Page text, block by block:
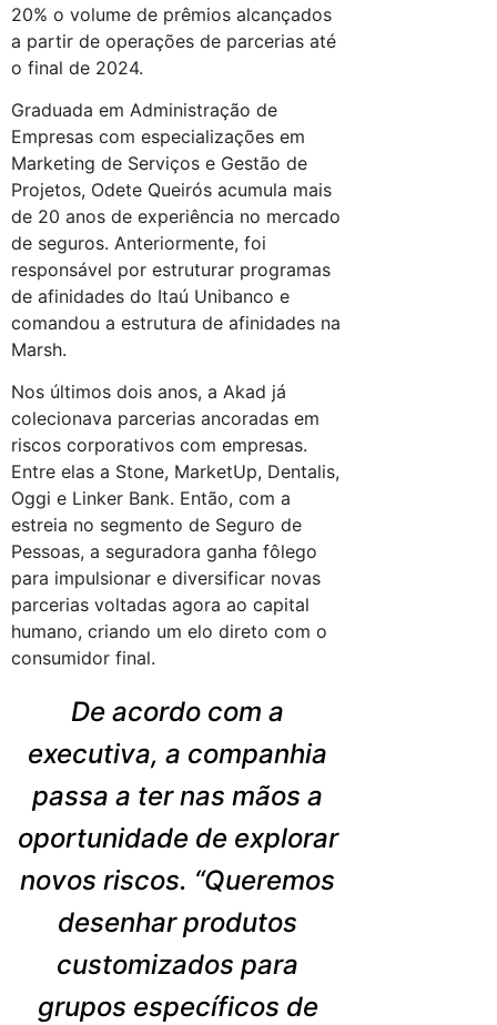
20% o volume de prêmios alcançados
a partir de operações de parcerias até
o final de 2024.
Graduada em Administração de
Empresas com especializações em
Marketing de Serviços e Gestão de
Projetos, Odete Queirós acumula mais
de 20 anos de experiência no mercado
de seguros. Anteriormente, foi
responsável por estruturar programas
de afinidades do Itaú Unibanco e
comandou a estrutura de afinidades na
Marsh.
Nos últimos dois anos, a Akad já
colecionava parcerias ancoradas em
riscos corporativos com empresas.
Entre elas a Stone, MarketUp, Dentalis,
Oggi e Linker Bank. Então, com a
estreia no segmento de Seguro de
Pessoas, a seguradora ganha fôlego
para impulsionar e diversificar novas
parcerias voltadas agora ao capital
humano, criando um elo direto com o
consumidor final.
De acordo com a
executiva, a companhia
passa a ter nas mãos a
oportunidade de explorar
novos riscos. “Queremos
desenhar produtos
customizados para
grupos específicos de